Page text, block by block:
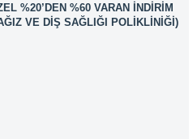
%20’DEN %60 VARAN İNDIRIM
VE DIŞ SAĞLIĞI POLIKLINIĞI)